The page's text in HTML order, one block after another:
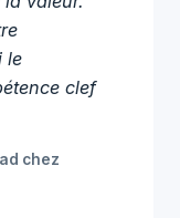
le
clef
chez